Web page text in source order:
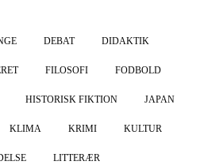
DEBAT DIDAKTIK
FILOSOFI FODBOLD
HISTORISK FIKTION JAPAN
KLIMA KRIMI KULTUR
LITTERÆR